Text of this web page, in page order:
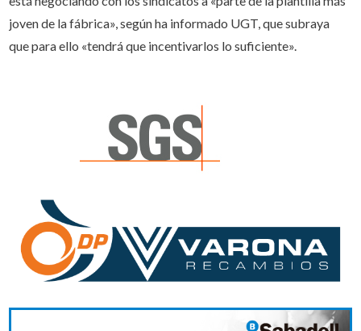
joven de la fábrica», según ha informado UGT, que subraya
que para ello «tendrá que incentivarlos lo suficiente».